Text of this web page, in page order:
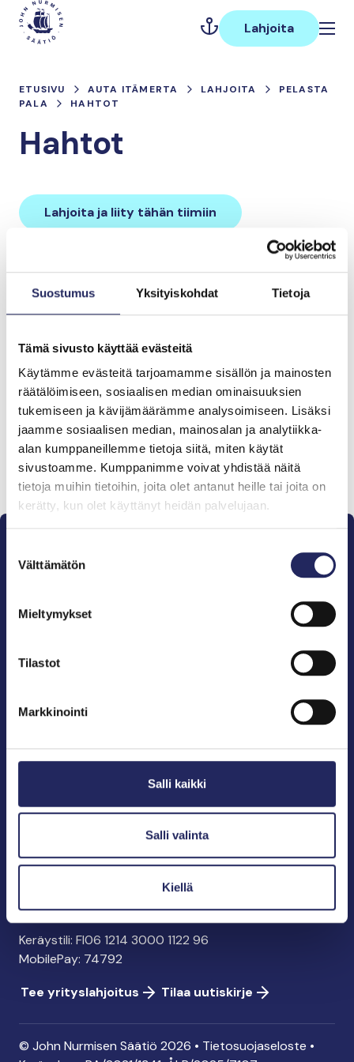
Suostumus Yksityiskohdat Tietoja
Tämä sivusto käyttää evästeitä
Käytämme evästeitä tarjoamamme sisällön ja mainosten
räätälöimiseen, sosiaalisen median ominaisuuksien
tukemiseen ja kävijämäärämme analysoimiseen. Lisäksi
jaamme sosiaalisen median, mainosalan ja analytiikka-
alan kumppaneillemme tietoja siitä, miten käytät
sivustoamme. Kumppanimme voivat yhdistää näitä
tietoja muihin tietoihin, joita olet antanut heille tai joita on
kerätty, kun olet käyttänyt heidän palvelujaan.
valinta
Välttämätön
Mieltymykset
Tilastot
Markkinointi
Salli kaikki
Salli valinta
Kiellä
Hyppää
sisältöön
Päävalikko
Lahjoita
ETUSIVU AUTA ITÄMERTA LAHJOITA
PELASTA
PALA
HAHTOT
Hahtot
Lahjoita ja liity tähän tiimiin
Tiimin lahjoitukset yhteensä:
Tiimille tehdyt
lahjoitukset
Lahjoita ja liity tähän tiimiin
Pelastamme Itämeren ja sen perinnön tuleville
John Nurmisen Säätiö on Itämeren suojelija, meren
info@jnfoundation.fi
Kaikki yhteystiedot
Tee lahjoitus
Keräystili: FI06 1214 3000 1122 96
MobilePay: 74792
Tee yrityslahjoitus
Tilaa uutiskirje
© John Nurmisen Säätiö 2026 • Tietosuojaseloste •